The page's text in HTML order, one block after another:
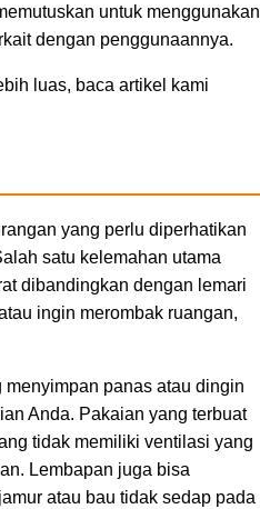
untuk menggunakan
dengan penggunaannya.
luas, baca artikel kami
yang perlu diperhatikan
satu kelemahan utama
dibandingkan dengan lemari
ingin merombak ruangan,
panas atau dingin
Anda. Pakaian yang terbuat
tidak memiliki ventilasi yang
Lembapan juga bisa
atau bau tidak sedap pada